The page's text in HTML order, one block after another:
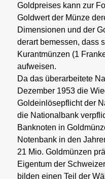
Goldpreises kann zur
Goldwert der Münze
Dimensionen und der
derart bemessen, dass
Kurantmünzen (1
aufweisen.
Da das überarbeitete
Dezember 1953 die
Goldeinlösepflicht der
die Nationalbank
Banknoten in
Notenbank in den
21 Mio. Goldmünzen
Eigentum der
bilden einen Teil der